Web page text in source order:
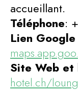
accueillant.
Téléphone:
Lien
Site Web et
hotel.ch/